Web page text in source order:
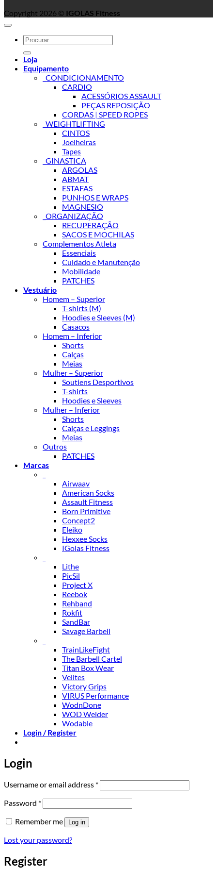
Copyright 2026 © IGOLAS Fitness
Search
for:
Loja
Equipamento
_CONDICIONAMENTO
CARDIO
ACESSÓRIOS ASSAULT
PEÇAS REPOSIÇÃO
CORDAS | SPEED ROPES
_WEIGHTLIFTING
CINTOS
Joelheiras
Tapes
_GINASTICA
ARGOLAS
ABMAT
ESTAFAS
PUNHOS E WRAPS
MAGNESIO
_ORGANIZAÇÃO
RECUPERAÇÃO
SACOS E MOCHILAS
Complementos Atleta
Essenciais
Cuidado e Manutenção
Mobilidade
PATCHES
Vestuário
Homem – Superior
T-shirts (M)
Hoodies e Sleeves (M)
Casacos
Homem – Inferior
Shorts
Calças
Meias
Mulher – Superior
Soutiens Desportivos
T-shirts
Hoodies e Sleeves
Mulher – Inferior
Shorts
Calças e Leggings
Meias
Outros
PATCHES
Marcas
Airwaav
American Socks
Assault Fitness
Born Primitive
Concept2
Eleiko
Hexxee Socks
IGolas Fitness
Lithe
PicSil
Project X
Reebok
Rehband
Rokfit
SandBar
Savage Barbell
TrainLikeFight
The Barbell Cartel
Titan Box Wear
Velites
Victory Grips
VIRUS Performance
WodnDone
WOD Welder
Wodable
Login / Register
Login
Username or email address *Required
Password *Required
Alternative:
Remember me Log in
Lost your password?
Register